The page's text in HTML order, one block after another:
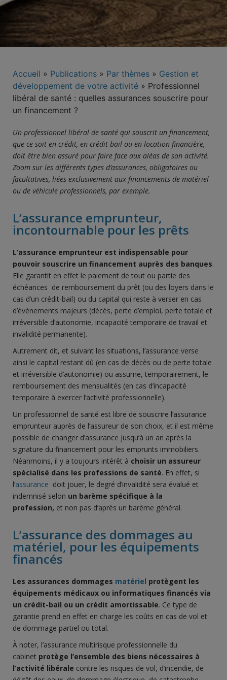
Accueil » Publications » Par thèmes » Gestion et
développement de votre activité » Professionnel
libéral de santé : quelles assurances souscrire pour
un financement ?
Un professionnel libéral de santé qui souscrit un financement,
que ce soit en crédit, en crédit-bail ou en location financière,
doit être bien assuré pour faire face aux aléas de son activité.
Zoom sur les différents types d’assurances, obligatoires ou
facultatives, liées exclusivement aux financements de matériel
ou de véhicule professionnels, par exemple.
L’assurance emprunteur,
incontournable pour les prêts
L’assurance emprunteur est indispensable pour
pouvoir souscrire un financement auprès des banques.
Elle garantit en effet le paiement de tout ou partie des
échéances de remboursement du prêt (ou des loyers dans le
cas d’un crédit-bail) ou du capital qui reste à verser en cas
d’événements majeurs (décès, perte d’emploi, perte totale et
irréversible d’autonomie, incapacité temporaire de travail et
invalidité permanente).
Autrement dit, et suivant les situations, l’assurance verse
ainsi le capital restant dû (en cas de décès ou de perte totale
et irréversible d’autonomie) ou assume, temporairement, le
remboursement des mensualités (en cas d’incapacité
temporaire à exercer l’activité professionnelle).
Un professionnel de santé est libre de souscrire l’assurance
emprunteur auprès de l’assureur de son choix, et il est même
possible de changer d’assurance jusqu’à un an après la
signature du financement pour les emprunts immobiliers.
Néanmoins, il y a toujours intérêt à choisir un assureur
spécialisé dans les professions de santé. En effet, si
l’assurance doit jouer, le degré d’invalidité sera évalué et
indemnisé selon un barème spécifique à la
profession, et non pas d’après un barème général.
L’assurance des dommages au
matériel, pour les équipements
financés
Les assurances dommages matériel protègent les
équipements médicaux ou informatiques financés via
un crédit-bail ou un crédit amortissable. Ce type de
garantie prend en effet en charge les coûts en cas de vol et
de dommage partiel ou total.
À noter, l’assurance multirisque professionnelle du
cabinet protège l’ensemble des biens nécessaires à
l’activité libérale contre les risques de vol, d’incendie, de